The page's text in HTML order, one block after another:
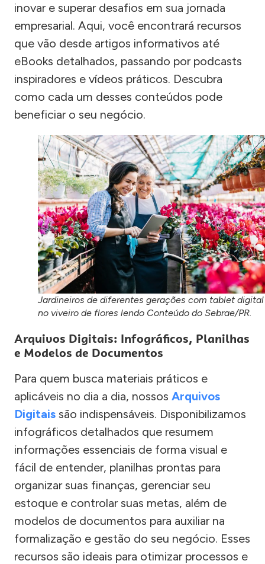
inovar e superar desafios em sua jornada
empresarial. Aqui, você encontrará recursos
que vão desde artigos informativos até
eBooks detalhados, passando por podcasts
inspiradores e vídeos práticos. Descubra
como cada um desses conteúdos pode
beneficiar o seu negócio.
Jardineiros de diferentes gerações com tablet digital
no viveiro de flores lendo Conteúdo do Sebrae/PR.
Arquivos Digitais: Infográficos, Planilhas
e Modelos de Documentos
Para quem busca materiais práticos e
aplicáveis no dia a dia, nossos Arquivos
Digitais são indispensáveis. Disponibilizamos
infográficos detalhados que resumem
informações essenciais de forma visual e
fácil de entender, planilhas prontas para
organizar suas finanças, gerenciar seu
estoque e controlar suas metas, além de
modelos de documentos para auxiliar na
formalização e gestão do seu negócio. Esses
recursos são ideais para otimizar processos e